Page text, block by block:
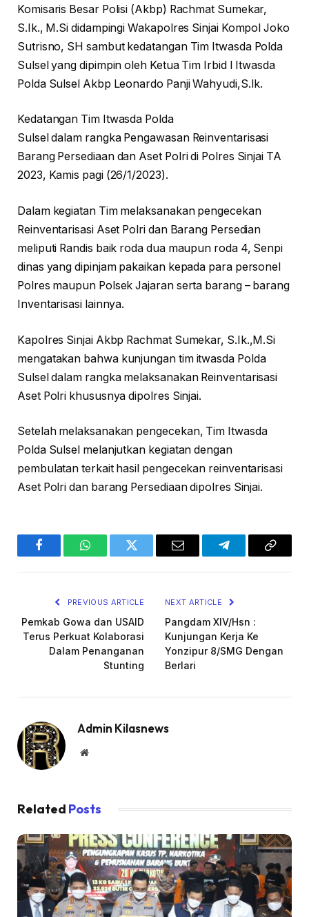
Komisaris Besar Polisi (Akbp) Rachmat Sumekar,
S.Ik., M.Si didampingi Wakapolres Sinjai Kompol Joko
Sutrisno, SH sambut kedatangan Tim Itwasda Polda
Sulsel yang dipimpin oleh Ketua Tim Irbid I Itwasda
Polda Sulsel Akbp Leonardo Panji Wahyudi,S.Ik.
Kedatangan Tim Itwasda Polda
Sulsel dalam rangka Pengawasan Reinventarisasi
Barang Persediaan dan Aset Polri di Polres Sinjai TA
2023, Kamis pagi (26/1/2023).
Dalam kegiatan Tim melaksanakan pengecekan
Reinventarisasi Aset Polri dan Barang Persedian
meliputi Randis baik roda dua maupun roda 4, Senpi
dinas yang dipinjam pakaikan kepada para personel
Polres maupun Polsek Jajaran serta barang – barang
Inventarisasi lainnya.
Kapolres Sinjai Akbp Rachmat Sumekar, S.Ik.,M.Si
mengatakan bahwa kunjungan tim itwasda Polda
Sulsel dalam rangka melaksanakan Reinventarisasi
Aset Polri khususnya dipolres Sinjai.
Setelah melaksanakan pengecekan, Tim Itwasda
Polda Sulsel melanjutkan kegiatan dengan
pembulatan terkait hasil pengecekan reinventarisasi
Aset Polri dan barang Persediaan dipolres Sinjai.
FacebookWhatsAppTwitter Email TelegramCopy
PREVIOUS ARTICLE
Pemkab Gowa dan USAID
Terus Perkuat Kolaborasi
Dalam Penanganan
Stunting
NEXT ARTICLE
Pangdam XIV/Hsn :
Kunjungan Kerja Ke
Yonzipur 8/SMG Dengan
Berlari
Admin Kilasnews
Website
Related Posts